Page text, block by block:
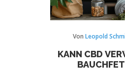
Von Leopold
KANN CBD